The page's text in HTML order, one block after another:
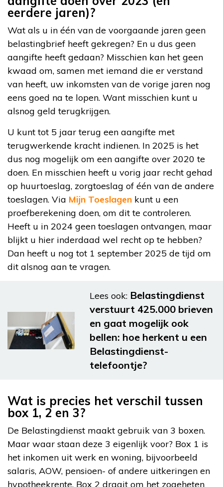
eerdere jaren)?
Wat als u in één van de voorgaande jaren geen
belastingbrief heeft gekregen? En u dus geen
aangifte heeft gedaan? Misschien kan het geen
kwaad om, samen met iemand die er verstand
van heeft, uw inkomsten van de vorige jaren nog
eens goed na te lopen. Want misschien kunt u
alsnog geld terugkrijgen.
U kunt tot 5 jaar terug een aangifte met
terugwerkende kracht indienen. In 2025 is het
dus nog mogelijk om een aangifte over 2020 te
doen. En misschien heeft u vorig jaar recht gehad
op huurtoeslag, zorgtoeslag of één van de andere
toeslagen. Via Mijn Toeslagen kunt u een
proefberekening doen, om dit te controleren.
Heeft u in 2024 geen toeslagen ontvangen, maar
blijkt u hier inderdaad wel recht op te hebben?
Dan heeft u nog tot 1 september 2025 de tijd om
dit alsnog aan te vragen.
Lees ook: Belastingdienst
verstuurt 425.000 brieven
en gaat mogelijk ook
bellen: hoe herkent u een
Belastingdienst-
telefoontje?
Wat is precies het verschil tussen
box 1, 2 en 3?
De Belastingdienst maakt gebruik van 3 boxen.
Maar waar staan deze 3 eigenlijk voor? Box 1 is
het inkomen uit werk en woning, bijvoorbeeld
salaris, AOW, pensioen- of andere uitkeringen en
hypotheekrente. Box 2 draait om het zogeheten